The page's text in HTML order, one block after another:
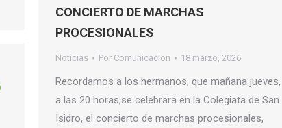
CONCIERTO DE MARCHAS
PROCESIONALES
Noticias Por Comunicacion 18 marzo, 2026
Recordamos a los hermanos, que mañana jueves,
a las 20 horas,se celebrará en la Colegiata de San
Isidro, el concierto de marchas procesionales,